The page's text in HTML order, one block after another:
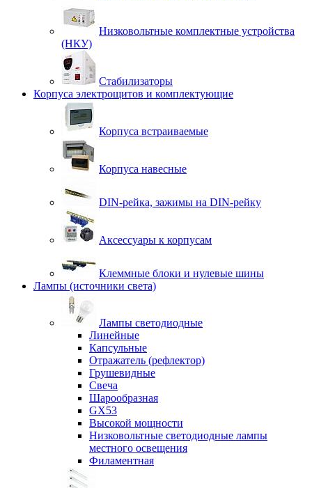
Низковольтные комплектные устройства
(НКУ)
Стабилизаторы
Корпуса электрощитов и комплектующие
Корпуса встраиваемые
Корпуса навесные
DIN-рейка, зажимы на DIN-рейку
Аксессуары к корпусам
Клеммные блоки и нулевые шины
Лампы (источники света)
Лампы светодиодные
Линейные
Капсульные
Отражатель (рефлектор)
Грушевидные
Свеча
Шарообразная
GX53
Высокой мощности
Низковольтные светодиодные лампы
местного освещения
Филаментная